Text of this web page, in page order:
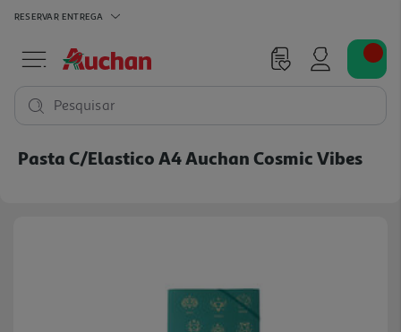
RESERVAR ENTREGA
Pesquisar
Pasta C/elastico A4 Auchan Cosmic Vibes